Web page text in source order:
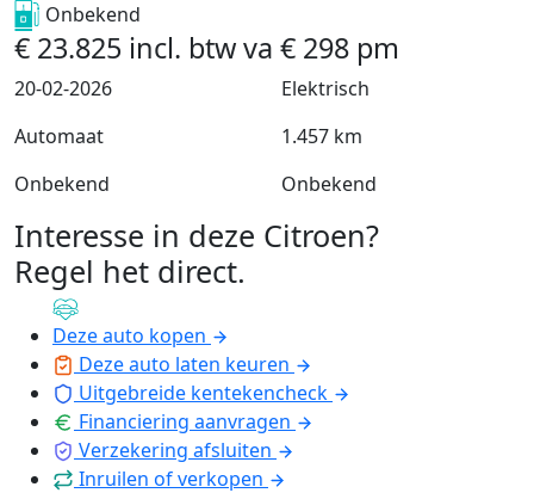
Onbekend
€ 23.825 incl. btwva € 298 pm
20-02-2026
Elektrisch
Automaat
1.457 km
Onbekend
Onbekend
Interesse in deze Citroen?
Regel het direct.
Deze auto kopen
Deze auto laten keuren
Uitgebreide kentekencheck
Financiering aanvragen
Verzekering afsluiten
Inruilen of verkopen